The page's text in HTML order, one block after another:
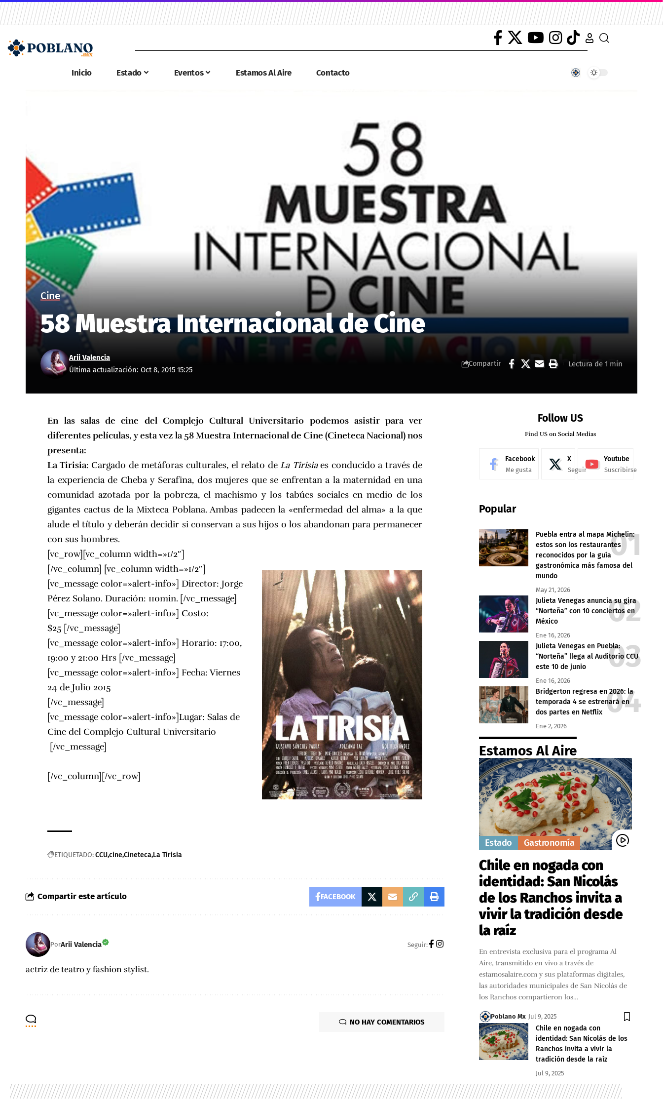
Inicio Estado Eventos Estamos Al Aire Contacto
Cine
58 Muestra Internacional de Cine
Última actualización: Oct 8, 2015 15:25
Arii Valencia
Compartir Lectura de 1 min
En las salas de cine del Complejo Cultural Universitario podemos asistir para ver
diferentes películas, y esta vez la 58 Muestra Internacional de Cine (Cineteca Nacional) nos
presenta:
La Tirisia: Cargado de metáforas culturales, el relato deLa Tirisiaes conducido a través de
la experiencia de Cheba y Serafina, dos mujeres que se enfrentan a la maternidad en una
comunidad azotada por la pobreza, el machismo y los tabúes sociales en medio de los
gigantes cactus de la Mixteca Poblana. Ambas padecen la «enfermedad del alma» a la que
alude el título y deberán decidir si conservan a sus hijos o los abandonan para permanecer
con sus hombres.
[vc_row][vc_column width=»1/2″]
[/vc_column] [vc_column width=»1/2″]
[vc_message color=»alert-info»] Director: Jorge
Pérez Solano. Duración: 110min. [/vc_message]
[vc_message color=»alert-info»] Costo:
$25 [/vc_message]
[vc_message color=»alert-info»] Horario: 17:00,
19:00 y 21:00 Hrs [/vc_message]
[vc_message color=»alert-info»] Fecha: Viernes
24 de Julio 2015
[/vc_message]
[vc_message color=»alert-info»]Lugar: Salas de
Cine del Complejo Cultural Universitario
[/vc_message]
[/vc_column][/vc_row]
ETIQUETADO:CCUcineCineteca La Tirisia
Compartir este artículo FACEBOOK
PorArii Valencia Seguir:
actriz de teatro y fashion stylist.
NO HAY COMENTARIOS
Follow US
Find US on Social Medias
Facebook
Me gusta
X
Seguir
Youtube
Suscribirse
Popular
Puebla entra al mapa Michelin:
estos son los restaurantes
reconocidos por la guía
gastronómica más famosa del
mundo
May 21, 2026
Julieta Venegas anuncia su gira
“Norteña” con 10 conciertos en
México
Ene 16, 2026
Julieta Venegas en Puebla:
“Norteña” llega al Auditorio CCU
este 10 de junio
Ene 16, 2026
Bridgerton regresa en 2026: la
temporada 4 se estrenará en
dos partes en Netflix
Ene 2, 2026
Estamos Al Aire
Estado Gastronomía
Chile en nogada con
identidad: San Nicolás
de los Ranchos invita a
vivir la tradición desde
la raíz
En entrevista exclusiva para el programa Al
Aire, transmitido en vivo a través de
estamosalaire.com y sus plataformas digitales,
las autoridades municipales de San Nicolás de
los Ranchos compartieron los…
Poblano Mx Jul 9, 2025
Chile en nogada con
identidad: San Nicolás de los
Ranchos invita a vivir la
tradición desde la raíz
Jul 9, 2025